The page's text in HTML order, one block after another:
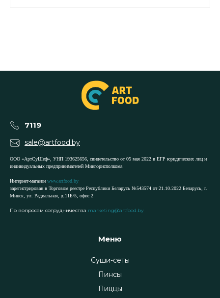
7119
sale@artfood.by
ООО «АртСуШеф», УНП 193625656, свидетельство от 05 мая 2022 в ЕГР юридических лиц и
индивидуальных предпринимателей Мингорисполкома
Интернет-магазин www.artfood.by
зарегистрирован в Торговом реестре Республики Беларусь №543574 от 21.10.2022 Беларусь, г.
Минск, ул. Радиальная, д.11Б/5, офис 2
По вопросам сотрудничества marketing@artfood.by
Меню
Суши-сеты
Пинсы
Пиццы